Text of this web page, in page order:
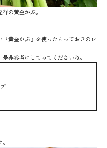
の黄金かぶ。
黄金かぶ』を使ったとっておきのレ
非参考にしてみてくださいね。